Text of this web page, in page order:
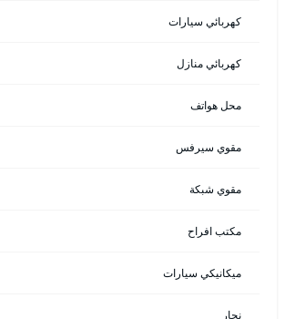
كهربائي سيارات
كهربائي منازل
محل هواتف
مقوي سيرفس
مقوي شبكة
مكتب افراح
ميكانيكي سيارات
نجار